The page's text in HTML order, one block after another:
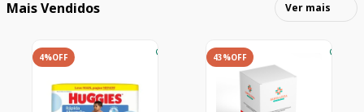
Mais Vendidos Ver mais
4%OFF 43%OFF